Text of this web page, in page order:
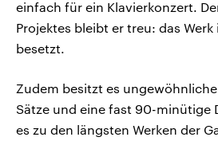
einfach für ein Klavierkonzert.
Projektes bleibt er treu: das
besetzt.
Zudem besitzt es
Sätze und eine fast 90-minütige
es zu den längsten Werken der